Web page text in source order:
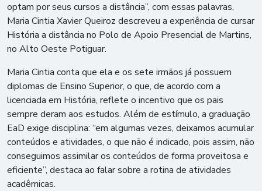
optam por seus cursos a distância”, com essas palavras,
Maria Cintia Xavier Queiroz descreveu a experiência de cursar
História a distância no Polo de Apoio Presencial de Martins,
no Alto Oeste Potiguar.
Maria Cintia conta que ela e os sete irmãos já possuem
diplomas de Ensino Superior, o que, de acordo com a
licenciada em História, reflete o incentivo que os pais
sempre deram aos estudos. Além de estímulo, a graduação
EaD exige disciplina: “em algumas vezes, deixamos acumular
conteúdos e atividades, o que não é indicado, pois assim, não
conseguimos assimilar os conteúdos de forma proveitosa e
eficiente”, destaca ao falar sobre a rotina de atividades
acadêmicas.